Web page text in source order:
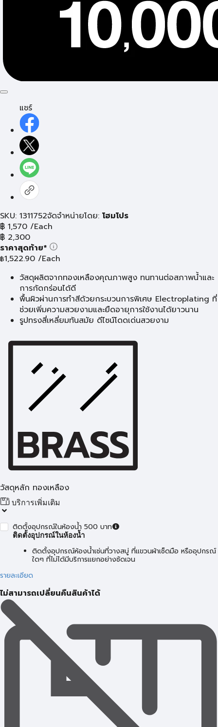
แชร์
SKU: 1311752จัดจำหน่ายโดย: โฮมโปร
฿ 1,570 /Each
฿ 2,300
ราคาสุดท้าย*
฿1,522.90 /Each
วัสดุผลิตจากทองเหลืองคุณภาพสูง ทนทานต่อสภาพน้ำและ
การกัดกร่อนได้ดี
พื้นผิวผ่านการทําสีด้วยกระบวนการพิเศษ Electroplating ที่
ช่วยเพิ่มความสวยงามและยืดอายุการใช้งานได้ยาวนาน
รูปทรงสี่เหลี่ยมทันสมัย ดีไซน์โดดเด่นสวยงาม
วัสดุหลัก ทองเหลือง
บริการเพิ่มเติม
ติดตั้งอุปกรณ์ในห้องน้ำ 500 บาท
ติดตั้งอุปกรณ์ในห้องน้ำ
ติดตั้งอุปกรณ์ห้องน้ำเช่นที่วางสบู่ ที่แขวนผ้าเช็ดมือ หรืออุปกรณ์
ใดๆ ที่ไม่ได้มีบริการแยกอย่างชัดเจน
รายละเอียด
ไม่สามารถเปลี่ยนคืนสินค้าได้